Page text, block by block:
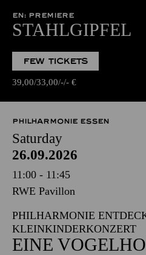
EN: PREMIERE
STAHLGIPFEL
FEW TICKETS
39,00 33,00 - - €
PHILHARMONIE ESSEN
Saturday
26.09.2026
11:00 - 11:45
RWE Pavillon
PHILHARMONIE
KLEINKINDERKONZERT
EINE